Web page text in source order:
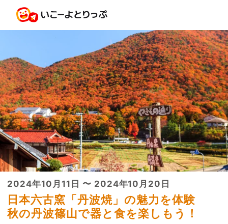
2024年10月11日 〜 2024年10月20日
日本六古窯「丹波焼」の魅力を体験
秋の丹波篠山で器と食を楽しもう！